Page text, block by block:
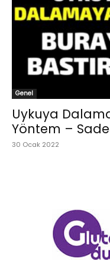
Genel
Uykuya
Yöntem –
30 Ocak 2022